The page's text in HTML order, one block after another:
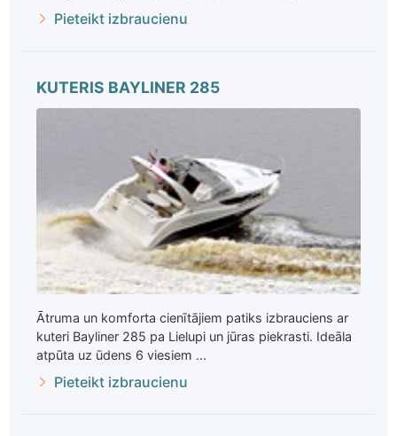
Pieteikt izbraucienu
KUTERIS BAYLINER 285
Ātruma un komforta cienītājiem patiks izbrauciens ar
kuteri Bayliner 285 pa Lielupi un jūras piekrasti. Ideāla
atpūta uz ūdens 6 viesiem ...
Pieteikt izbraucienu